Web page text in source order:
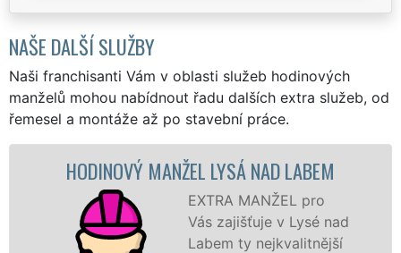
NAŠE DALŠÍ SLUŽBY
Naši franchisanti Vám v oblasti služeb hodinových
manželů mohou nabídnout řadu dalších extra služeb, od
řemesel a montáže až po stavební práce.
HODINOVÝ MANŽEL LYSÁ NAD LABEM
EXTRA MANŽEL pro
Vás zajišťuje v Lysé nad
Labem ty nejkvalitnější